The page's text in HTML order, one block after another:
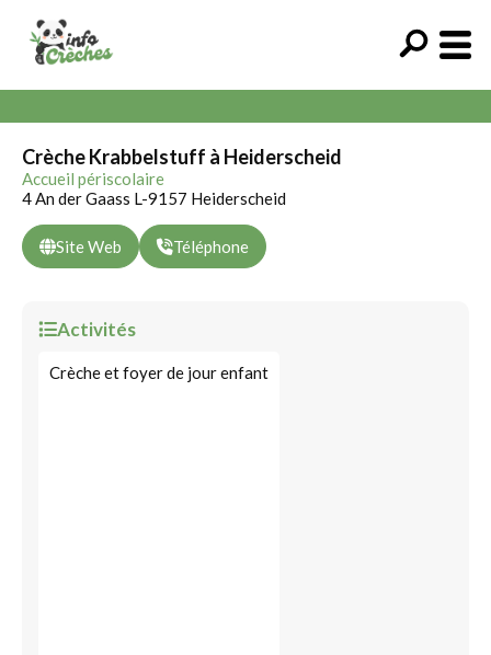
Crèche Krabbelstuff à Heiderscheid
Accueil périscolaire
4 An der Gaass L-9157 Heiderscheid
Site Web Téléphone
Activités
Crèche et foyer de jour enfant